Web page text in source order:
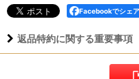
Facebookでシェア
返品特約に関する重要事項